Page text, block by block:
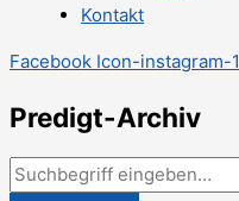
Kontakt
Facebook Icon-instagram-1
Predigt-Archiv